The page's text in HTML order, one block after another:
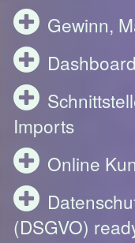
Gewinn,
Imports
Online
(DSGVO)